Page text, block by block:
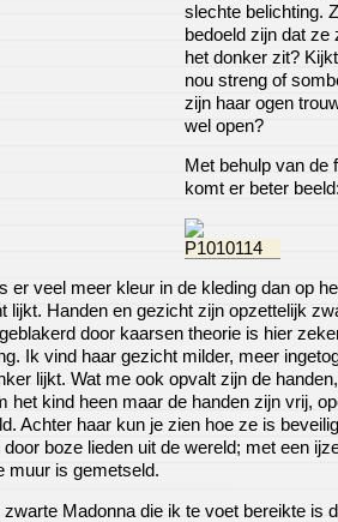
slechte belichting.
bedoeld zijn dat ze
het donker zit?
nou streng of
zijn haar ogen
wel open?
Met behulp van de
komt er beter
er veel meer kleur in de kleding dan op
lijkt. Handen en gezicht zijn opzettelijk
door kaarsen theorie is hier
Ik vind haar gezicht milder, meer
lijkt. Wat me ook opvalt zijn de
het kind heen maar de handen zijn vrij,
Achter haar kun je zien hoe ze is
boze lieden uit de wereld; met een
muur is gemetseld.
Madonna die ik te voet bereikte is